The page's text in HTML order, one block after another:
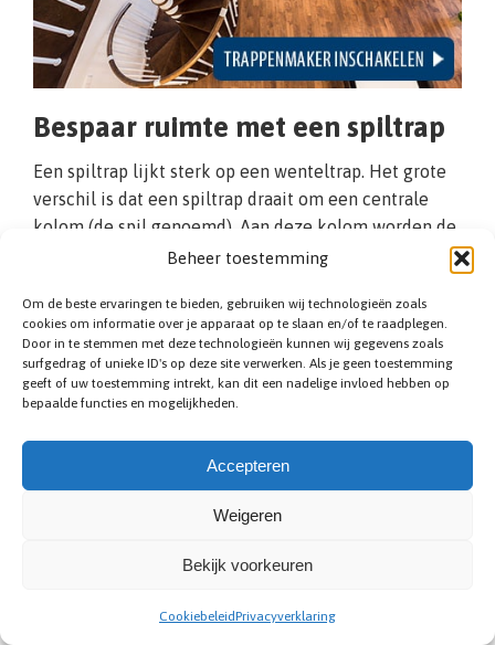
Beheer toestemming
Om de beste ervaringen te bieden, gebruiken wij technologieën zoals
cookies om informatie over je apparaat op te slaan en/of te raadplegen.
Door in te stemmen met deze technologieën kunnen wij gegevens zoals
surfgedrag of unieke ID's op deze site verwerken. Als je geen toestemming
geeft of uw toestemming intrekt, kan dit een nadelige invloed hebben op
bepaalde functies en mogelijkheden.
Accepteren
Weigeren
Bekijk voorkeuren
CookiebeleidPrivacyverklaring
Bespaar ruimte met een spiltrap
Een spiltrap lijkt sterk op een wenteltrap. Het grote
verschil is dat een spiltrap draait om een centrale
kolom (de spil genoemd). Aan deze kolom worden de
traptreden bevestigd. De spiltrap heeft daardoor
buitenzijde. Vanwege de unieke vormgeving is de
spiltrap eenvoudig te combineren met andere
trapvormen. Om te voorkomen dat de treden te smal
worden, is het noodzakelijk dat deze aan de
trapspecialist uit Aartselaar kan u hierover verdere
informatie geven. Wij ontwerpen desgewenst een